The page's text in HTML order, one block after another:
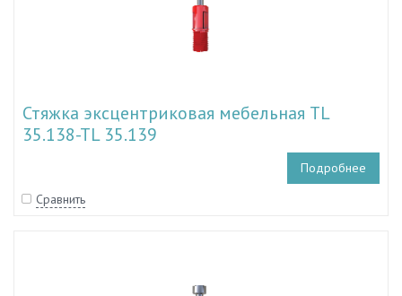
Стяжка эксцентриковая мебельная TL
35.138-TL 35.139
Подробнее
Сравнить